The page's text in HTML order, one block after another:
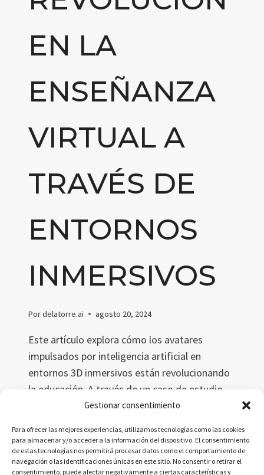
Gestionar consentimiento
Para ofrecer las mejores experiencias, utilizamos tecnologías como las cookies
para almacenar y/o acceder a la información del dispositivo. El consentimiento
de estas tecnologías nos permitirá procesar datos como el comportamiento de
navegación o las identificaciones únicas en este sitio. No consentir o retirar el
consentimiento, puede afectar negativamente a ciertas características y
EN LA
ENSEÑANZA
VIRTUAL A
TRAVÉS DE
ENTORNOS
INMERSIVOS
Pordelatorre.ai agosto 20, 2024
Este artículo explora cómo los avatares
impulsados por inteligencia artificial en
entornos 3D inmersivos están revolucionando
la educación. A través de un caso de estudio
del Templo de Deméter, se analiza cómo estas
interactivas y sostenibles, preservando el
patrimonio cultural.